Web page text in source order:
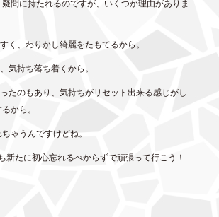
問に持たれるのですが、いくつか理由がありま
く、わりかし綺麗をたもてるから。
気持ち落ち着くから。
たのもあり、気持ちがリセット出来る感じがし
から。
ゃうんですけどね。
新たに初心忘れるべからずで頑張って行こう！